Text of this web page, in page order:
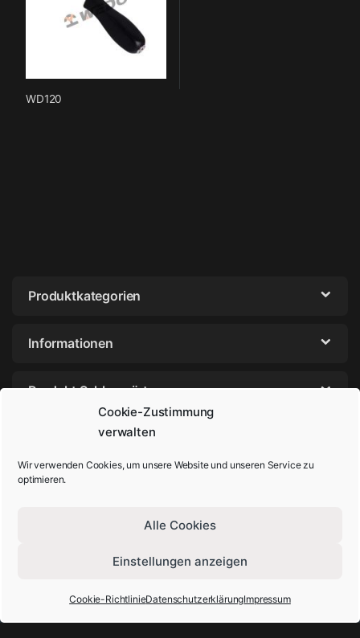
Cookie-Zustimmung
verwalten
Wir verwenden Cookies, um unsere Website und unseren Service zu
optimieren.
Alle Cookies
Einstellungen anzeigen
Cookie-RichtlinieDatenschutzerklärungImpressum
WD120
Produktkategorien
Informationen
Produkt Schlagwörter
+49-202-29572854